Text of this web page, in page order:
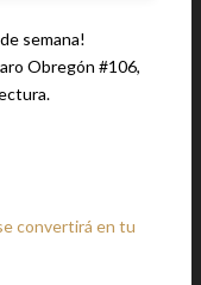
semana!
Obregón #106,
convertirá en tu